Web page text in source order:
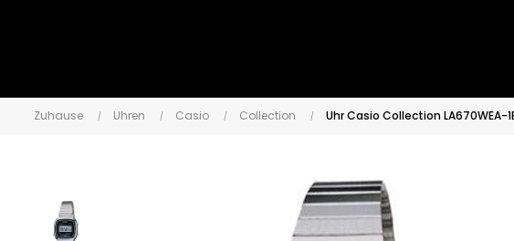
Zuhause Uhren Casio Collection Uhr Casio Collection LA670WEA-